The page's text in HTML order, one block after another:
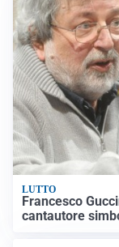
LUTTO
Francesco
cantautore